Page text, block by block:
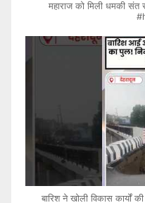
महाराज को मिली धमकी
बारिश ने खोली विकास कार्यों